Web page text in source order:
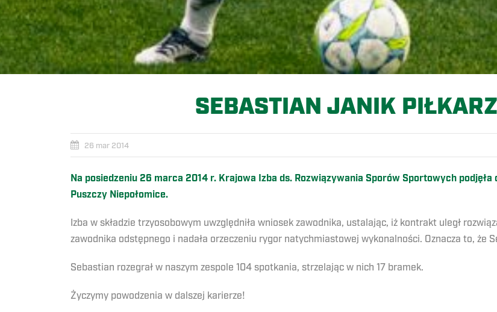
SEBASTIAN JANIK
26 mar 2014
Na posiedzeniu 26 marca 2014 r. Krajowa Izba ds. Rozwiązywania Sporów Sportowych
Puszczy Niepołomice.
Izba w składzie trzyosobowym uwzględniła wniosek zawodnika, ustalając, iż kontrakt uległ
zawodnika odstępnego i nadała orzeczeniu rygor natychmiastowej wykonalności. Oznacza to, że
Sebastian rozegrał w naszym zespole 104 spotkania, strzelając w nich 17 bramek.
Życzymy powodzenia w dalszej karierze!